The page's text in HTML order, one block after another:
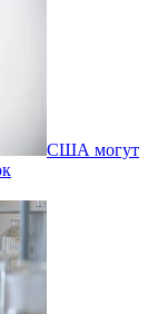
США могут